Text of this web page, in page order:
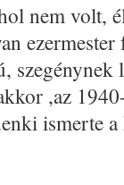
nem volt,
,az
ismerte